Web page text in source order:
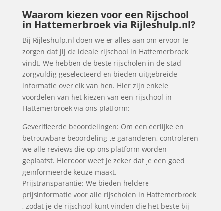
Waarom kiezen voor een Rijschool
in Hattemerbroek via Rijleshulp.nl?
Bij Rijleshulp.nl doen we er alles aan om ervoor te
zorgen dat jij de ideale rijschool in Hattemerbroek
vindt. We hebben de beste rijscholen in de stad
zorgvuldig geselecteerd en bieden uitgebreide
informatie over elk van hen. Hier zijn enkele
voordelen van het kiezen van een rijschool in
Hattemerbroek via ons platform:
Geverifieerde beoordelingen: Om een eerlijke en
betrouwbare beoordeling te garanderen, controleren
we alle reviews die op ons platform worden
geplaatst. Hierdoor weet je zeker dat je een goed
geïnformeerde keuze maakt.
Prijstransparantie: We bieden heldere
prijsinformatie voor alle rijscholen in Hattemerbroek
, zodat je de rijschool kunt vinden die het beste bij